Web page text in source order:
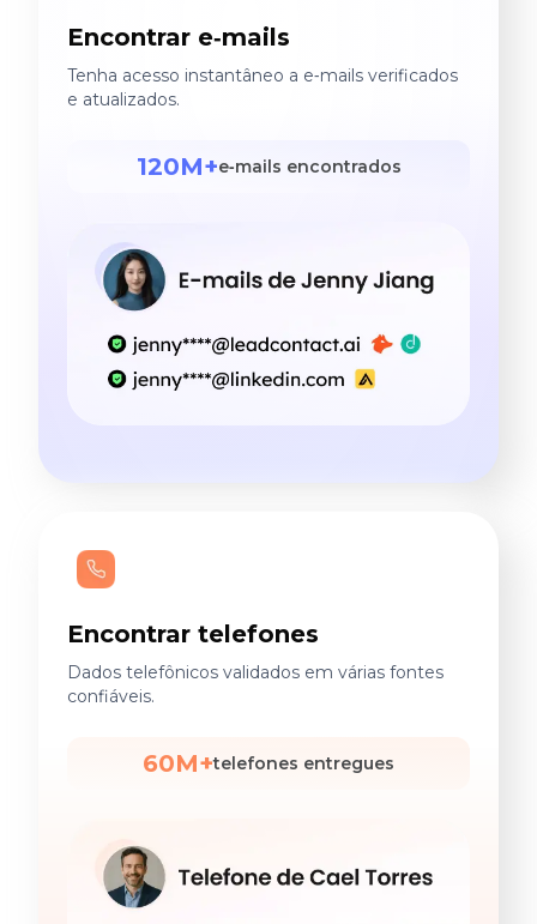
Encontrar e‑mails
Tenha acesso instantâneo a e‑mails verificados
e atualizados.
120M+e‑mails encontrados
Encontrar telefones
Dados telefônicos validados em várias fontes
confiáveis.
60M+telefones entregues